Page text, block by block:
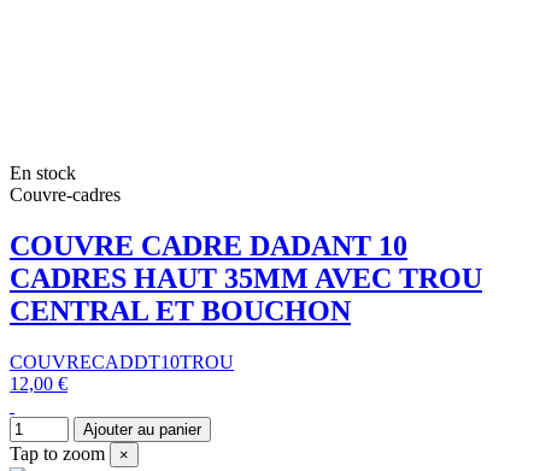
En stock
Couvre-cadres
COUVRE CADRE DADANT 10
CADRES HAUT 35MM AVEC TROU
CENTRAL ET BOUCHON
COUVRECADDT10TROU
12,00 €
Ajouter au panier
Tap to zoom ×